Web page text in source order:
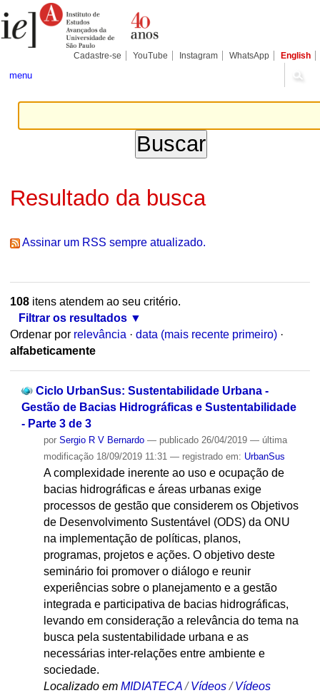
para
conteúdo.
Pessoais
Cadastre-se YouTube Instagram WhatsApp English
menu
Resultado da busca
Assinar um RSS sempre atualizado.
108itens atendem ao seu critério.
Filtrar os resultados
Ordenar por relevância · data (mais recente primeiro) ·
alfabeticamente
Ciclo UrbanSus: Sustentabilidade Urbana -
Gestão de Bacias Hidrográficas e Sustentabilidade
- Parte 3 de 3
por Sergio R V Bernardo — publicado26/04/2019 — última
modificação18/09/2019 11:31 — registrado em: UrbanSus
A complexidade inerente ao uso e ocupação de
bacias hidrográficas e áreas urbanas exige
processos de gestão que considerem os Objetivos
de Desenvolvimento Sustentável (ODS) da ONU
na implementação de políticas, planos,
programas, projetos e ações. O objetivo deste
seminário foi promover o diálogo e reunir
experiências sobre o planejamento e a gestão
integrada e participativa de bacias hidrográficas,
levando em consideração a relevância do tema na
busca pela sustentabilidade urbana e as
necessárias inter-relações entre ambiente e
sociedade.
Localizado em MIDIATECA /Vídeos /Vídeos